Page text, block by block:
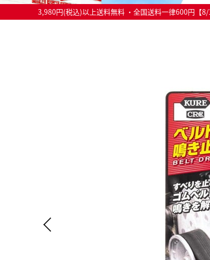
3,980円(税込)以上送料無料 ・全国送料一律600円【